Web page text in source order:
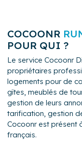
COCOONR
POUR QUI ?
Le service Cocoonr
propriétaires
logements pour de
gîtes, meublés de
gestion de leurs
tarification, gestion
Cocoonr est présent
français.